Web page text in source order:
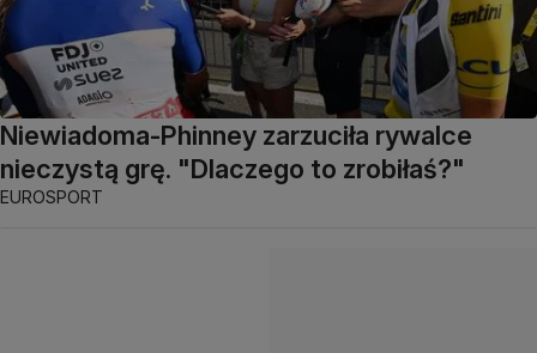
Niewiadoma-Phinney zarzuciła rywalce
nieczystą grę. "Dlaczego to zrobiłaś?"
EUROSPORT